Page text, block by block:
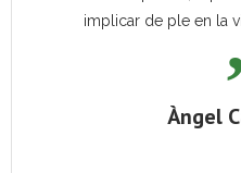
implicar de ple en la
Àngel